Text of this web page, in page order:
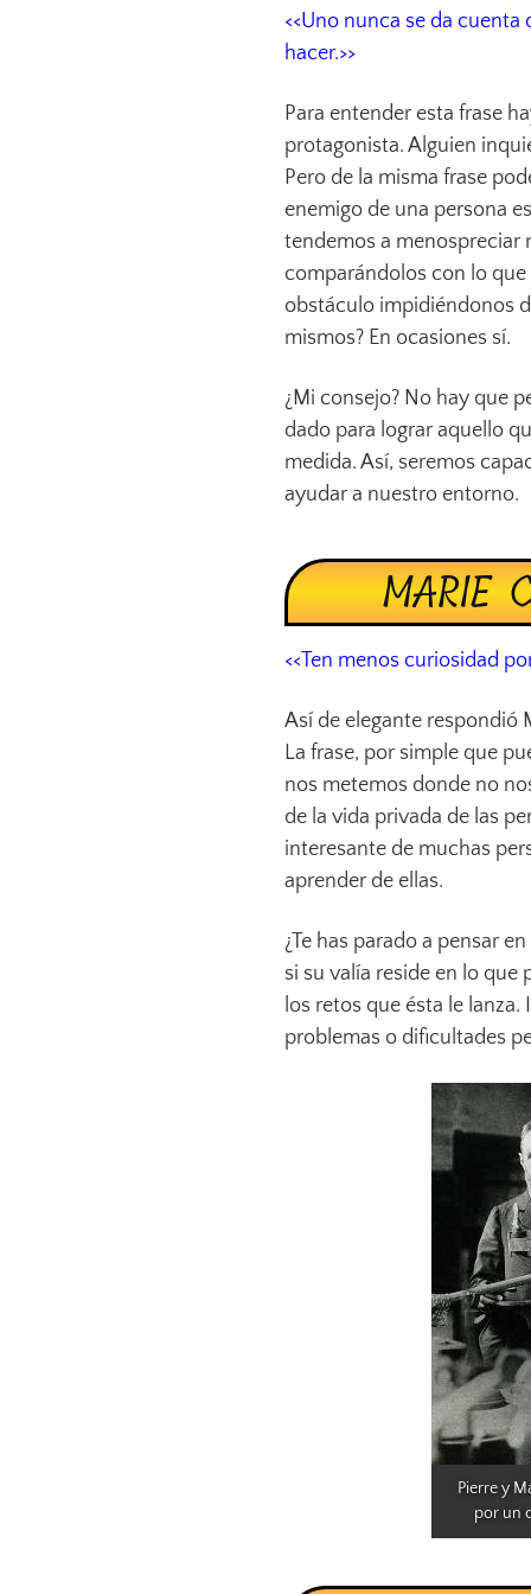
<<Uno nunca se da
hacer.>>
Para entender esta frase
protagonista. Alguien
Pero de la misma frase
enemigo de una persona
tendemos a menospreciar
comparándolos con lo que
obstáculo impidiéndonos
mismos? En ocasiones sí.
¿Mi consejo? No hay que
dado para lograr aquello
medida. Así, seremos
ayudar a nuestro entorno.
MARIE
<<Ten menos curiosidad
Así de elegante respondió
La frase, por simple que
nos metemos donde no
de la vida privada de las
interesante de muchas
aprender de ellas.
¿Te has parado a pensar
si su valía reside en lo que
los retos que ésta le
problemas o dificultades
Pierre y
por un